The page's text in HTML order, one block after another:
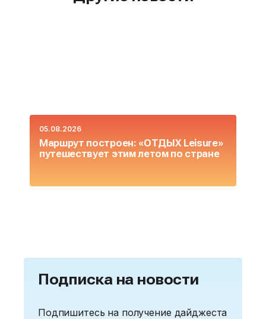
05.08.2026
Маршрут построен: «ОТДЫХ Leisure»
путешествует этим летом по стране
Подписка на новости
Подпишитесь на получение дайджеста